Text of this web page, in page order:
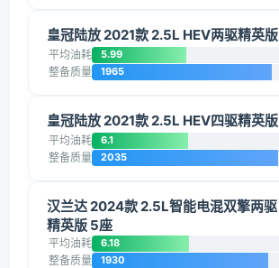
皇冠陆放 2021款 2.5L HEV两驱精英版
平均油耗 5.99
整备质量 1965
皇冠陆放 2021款 2.5L HEV四驱精英版
平均油耗 6.1
整备质量 2035
汉兰达 2024款 2.5L智能电混双擎两驱
精英版 5座
平均油耗 6.18
整备质量 1930